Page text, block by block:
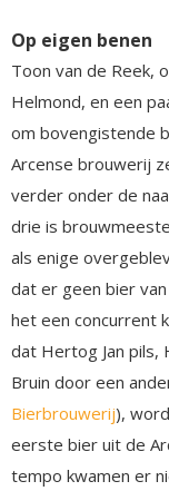
Op eigen benen
Toon van de Reek,
Helmond, en een
om bovengistende
Arcense brouwerij
verder onder de
drie is
als enige
dat er geen bier
het een concurrent
dat Hertog Jan pils,
Bruin door een
Bierbrouwerij),
eerste bier uit de
tempo kwamen er